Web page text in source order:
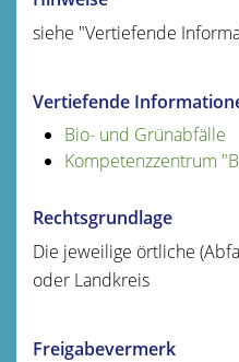
siehe "Vertiefende
Vertiefende
Bio- und Grünabfälle
Kompetenzzentrum
Rechtsgrundlage
Die jeweilige örtliche
oder Landkreis
Freigabevermerk